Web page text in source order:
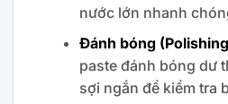
nước lớn nhanh
Đánh bóng
paste đánh bóng dư
sợi ngắn để kiểm tra